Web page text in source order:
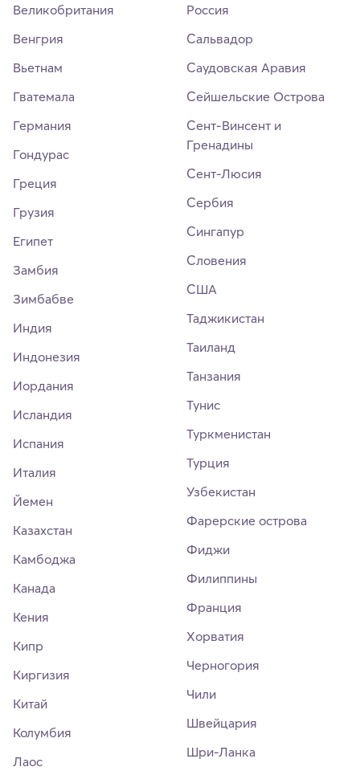
Великобритания
Венгрия
Вьетнам
Гватемала
Германия
Гондурас
Греция
Грузия
Египет
Замбия
Зимбабве
Индия
Индонезия
Иордания
Исландия
Испания
Италия
Йемен
Казахстан
Камбоджа
Канада
Кения
Кипр
Киргизия
Китай
Колумбия
Лаос
Россия
Сальвадор
Саудовская Аравия
Сейшельские Острова
Сент-Винсент и
Гренадины
Сент-Люсия
Сербия
Сингапур
Словения
США
Таджикистан
Таиланд
Танзания
Тунис
Туркменистан
Турция
Узбекистан
Фарерские острова
Фиджи
Филиппины
Франция
Хорватия
Черногория
Чили
Швейцария
Шри-Ланка